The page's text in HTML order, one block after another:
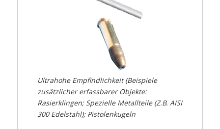
Ultrahohe Empfindlichkeit (Beispiele
zusätzlicher erfassbarer Objekte:
Rasierklingen; Spezielle Metallteile (Z.B. AISI
300 Edelstahl); Pistolenkugeln